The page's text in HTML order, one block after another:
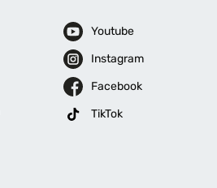
Youtube
Instagram
Facebook
TikTok